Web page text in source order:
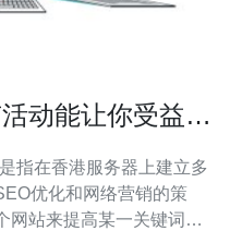
动能让你受益的
优化和网络营销的策
网站来提高某一关键词的